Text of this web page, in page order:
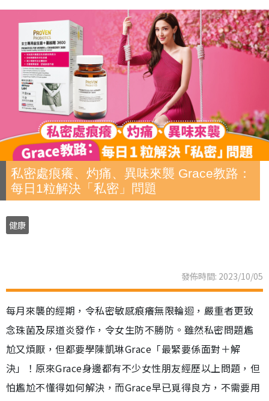
私密處痕癢、灼痛、異味來襲 Grace教路：
每日1粒解決「私密」問題
健康
發佈時間: 2023/10/05
每月來襲的經期，令私密敏感痕癢無限輪迴，嚴重者更致
念珠菌及尿道炎發作，令女生防不勝防。雖然私密問題尷
尬又煩厭，但都要學陳凱琳Grace「最緊要係面對＋解
決」！原來Grace身邊都有不少女性朋友經歷以上問題，但
怕尷尬不懂得如何解決，而Grace早已覓得良方，不需要用